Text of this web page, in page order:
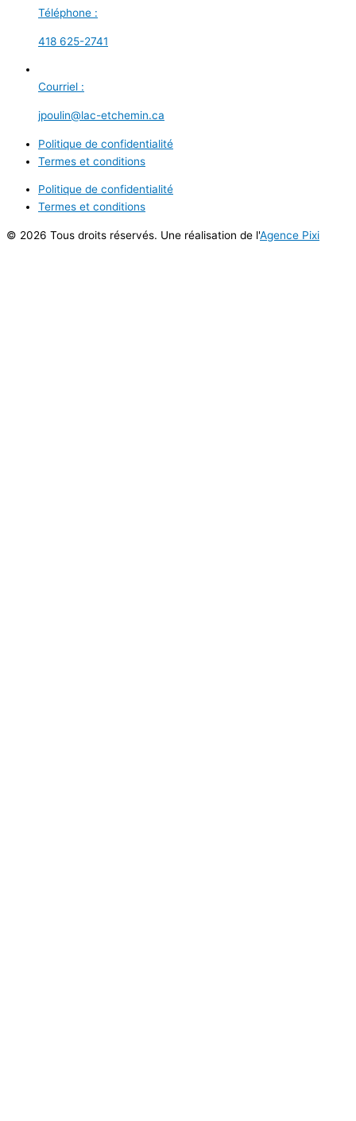
Téléphone :
418 625-2741
Courriel :
jpoulin@lac-etchemin.ca
Politique de confidentialité
Termes et conditions
Politique de confidentialité
Termes et conditions
© 2026 Tous droits réservés. Une réalisation de l'Agence Pixi